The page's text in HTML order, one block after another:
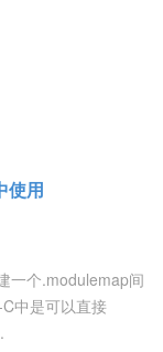
使用
一个.modulemap间
中是可以直接